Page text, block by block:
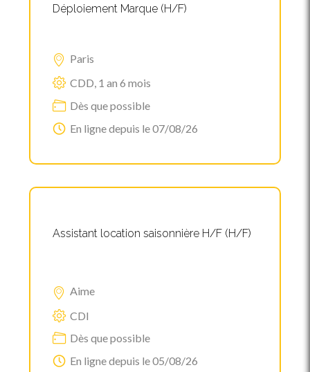
Déploiement Marque (H/F)
Paris
CDD, 1 an 6 mois
Dès que possible
En ligne depuis le 07/08/26
Assistant location saisonnière H/F (H/F)
Aime
CDI
Dès que possible
En ligne depuis le 05/08/26